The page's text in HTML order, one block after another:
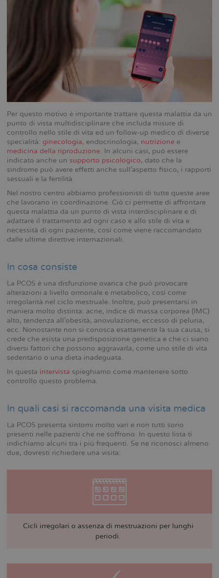
Per questo motivo è importante trattare questa malattia da un
punto di vista multidisciplinare che includa misure di
controllo nello stile di vita ed un follow-up medico di diverse
specialità: ginecologia, endocrinologia, nutrizione e
medicina della riproduzione. In alcuni casi, può essere
indicato anche un supporto psicologico, dato che la
sindrome può avere effetti anche sull’aspetto fisico, i rapporti
sessuali e la fertilità.
Nel nostro centro abbiamo professionisti di tutte queste aree
che lavorano in coordinazione. Ciò ci permette di affrontare
questa malattia da un punto di vista interdisciplinare e di
adattare il trattamento ad ogni caso e allo stile di vita e
necessità di ogni paziente, così come viene raccomandato
dalle ultime direttive internazionali.
In cosa consiste
La PCOS è una disfunzione ovarica che può provocare
alterazioni a livello ormonale e metabolico, così come
irregolarità nel ciclo mestruale. Inoltre, può presentarsi in
maniera molto distinta: acne, indice di massa corporea (IMC)
alto, tendenza all’obesità, anovulazione, eccesso di peluria,
ecc. Nonostante non si conosca esattamente la sua causa, si
crede che esista una predisposizione genetica e che ci siano
diversi fattori che possono aggravarla, come uno stile di vita
sedentario o una dieta inadeguata.
In questa intervista spieghiamo come mantenere sotto
controllo questo problema.
In quali casi si raccomanda una visita medica
La PCOS presenta sintomi molto vari e non tutti sono
presenti nelle pazienti che ne soffrono. In questo lista ti
indichiamo alcuni tra i più frequenti. Se ne riconosci almeno
due, dovresti richiedere una visita:
Cicli irregolari o assenza di mestruazioni per lunghi
periodi.